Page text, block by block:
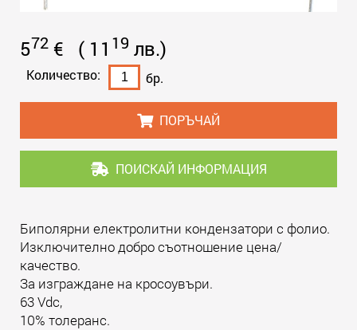
572 € ( 11 19 лв.)
Количество: бр.
ПОРЪЧАЙ
ПОИСКАЙ ИНФОРМАЦИЯ
Биполярни електролитни кондензатори с фолио.
Изключително добро съотношение цена/
качество.
За изграждане на кросоувъри.
63 Vdc,
10% толеранс.